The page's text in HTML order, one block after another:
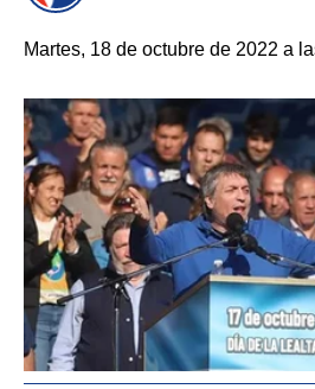
Martes, 18 de octubre de 2022 a